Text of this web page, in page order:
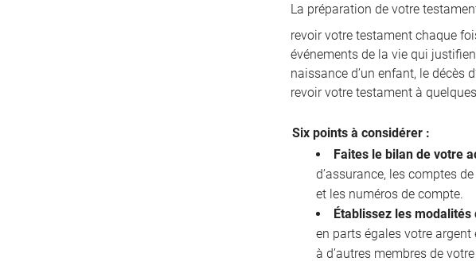
La préparation de votre
revoir votre testament chaque
événements de la vie qui
naissance d’un enfant, le décès
revoir votre testament à
Six points à considérer :
Faites le bilan de votre
d’assurance, les comptes
et les numéros de compte.
Établissez les
en parts égales votre argent
à d’autres membres de